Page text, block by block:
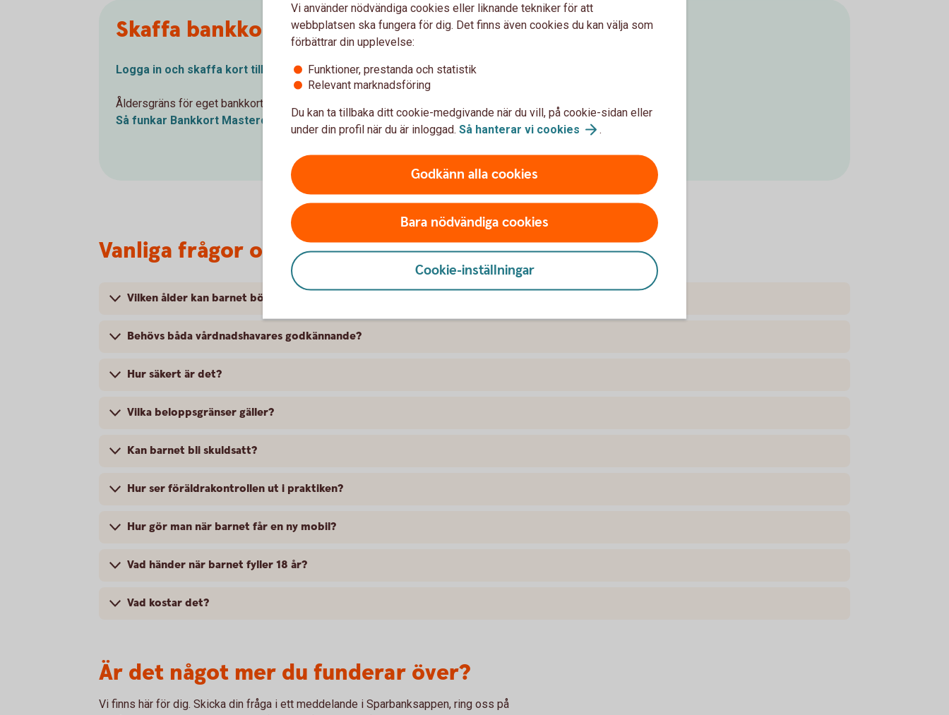
Skaffa bankkort Mastercard ung
Logga in och skaffa kort till ditt barn
Åldersgräns för eget bankkort är 7 år.
Så funkar Bankkort Mastercard
ung
Vanliga frågor om barns tjänster
Vilken ålder kan barnet börja få banktjänster?
Behövs båda vårdnadshavares godkännande?
Hur säkert är det?
Vilka beloppsgränser gäller?
Kan barnet bli skuldsatt?
Hur ser föräldrakontrollen ut i praktiken?
Hur gör man när barnet får en ny mobil?
Vad händer när barnet fyller 18 år?
Vad kostar det?
Är det något mer du funderar över?
Vi finns här för dig. Skicka din fråga i ett meddelande i Sparbanksappen, ring oss på
Vi använder nödvändiga cookies eller liknande tekniker för att
webbplatsen ska fungera för dig. Det finns även cookies du kan välja som
förbättrar din upplevelse:
Funktioner, prestanda och statistik
Relevant marknadsföring
Du kan ta tillbaka ditt cookie-medgivande när du vill, på cookie-sidan eller
under din profil när du är inloggad. Så hanterar vi cookies .
Godkänn alla cookies
Bara nödvändiga cookies
Cookie-inställningar